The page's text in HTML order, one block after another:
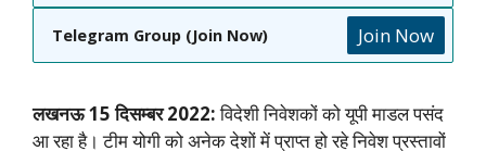
Telegram Group (Join Now) Join Now
लखनऊ 15 दिसम्बर 2022:विदेशी निवेशकों को यूपी माडल पसंद
आ रहा है। टीम योगी को अनेक देशों में प्राप्त हो रहे निवेश प्रस्तावों